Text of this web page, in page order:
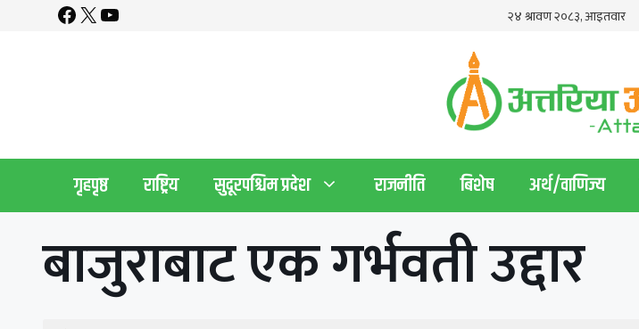
Facebook
X YouTube
गृहपृष्ठ राष्ट्रिय सुदूरपश्चिम प्रदेश राजनीति बिशेष अर्थ/वाणिज्य
बाजुराबाट एक गर्भवती उद्दार